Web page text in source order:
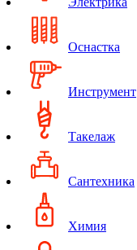
Оснастка
Инструмент
Такелаж
Сантехника
Химия